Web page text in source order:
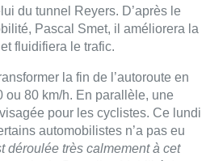
pu jouer: la météo sèche et
nous sommes un lundi. La rue
qu’à l’accoutumée. Mais
réouverture du tunnel
plus grand nombre de navetteurs
encore trop tôt pour un bilan, il
semaines pour tirer des